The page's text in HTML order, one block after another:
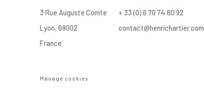
3 Rue Auguste Comte
Lyon, 69002
France
+ 33 (0) 6 70 74 80 92
contact@henrichartier.com
Manage cookies